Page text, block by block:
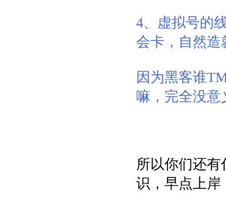
4、虚拟号的
会卡，自然造
因为黑客谁
嘛，完全没意
所以你们还
识，早点上岸